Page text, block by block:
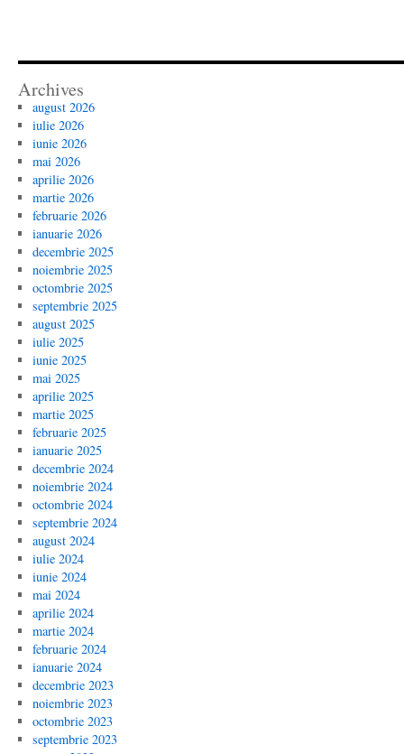
Archives
august 2026
iulie 2026
iunie 2026
mai 2026
aprilie 2026
martie 2026
februarie 2026
ianuarie 2026
decembrie 2025
noiembrie 2025
octombrie 2025
septembrie 2025
august 2025
iulie 2025
iunie 2025
mai 2025
aprilie 2025
martie 2025
februarie 2025
ianuarie 2025
decembrie 2024
noiembrie 2024
octombrie 2024
septembrie 2024
august 2024
iulie 2024
iunie 2024
mai 2024
aprilie 2024
martie 2024
februarie 2024
ianuarie 2024
decembrie 2023
noiembrie 2023
octombrie 2023
septembrie 2023